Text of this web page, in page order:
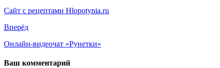
Сайт с рецептами Hlopotynia.ru
Вперёд
Онлайн-видеочат «Рунетки»
Ваш комментарий